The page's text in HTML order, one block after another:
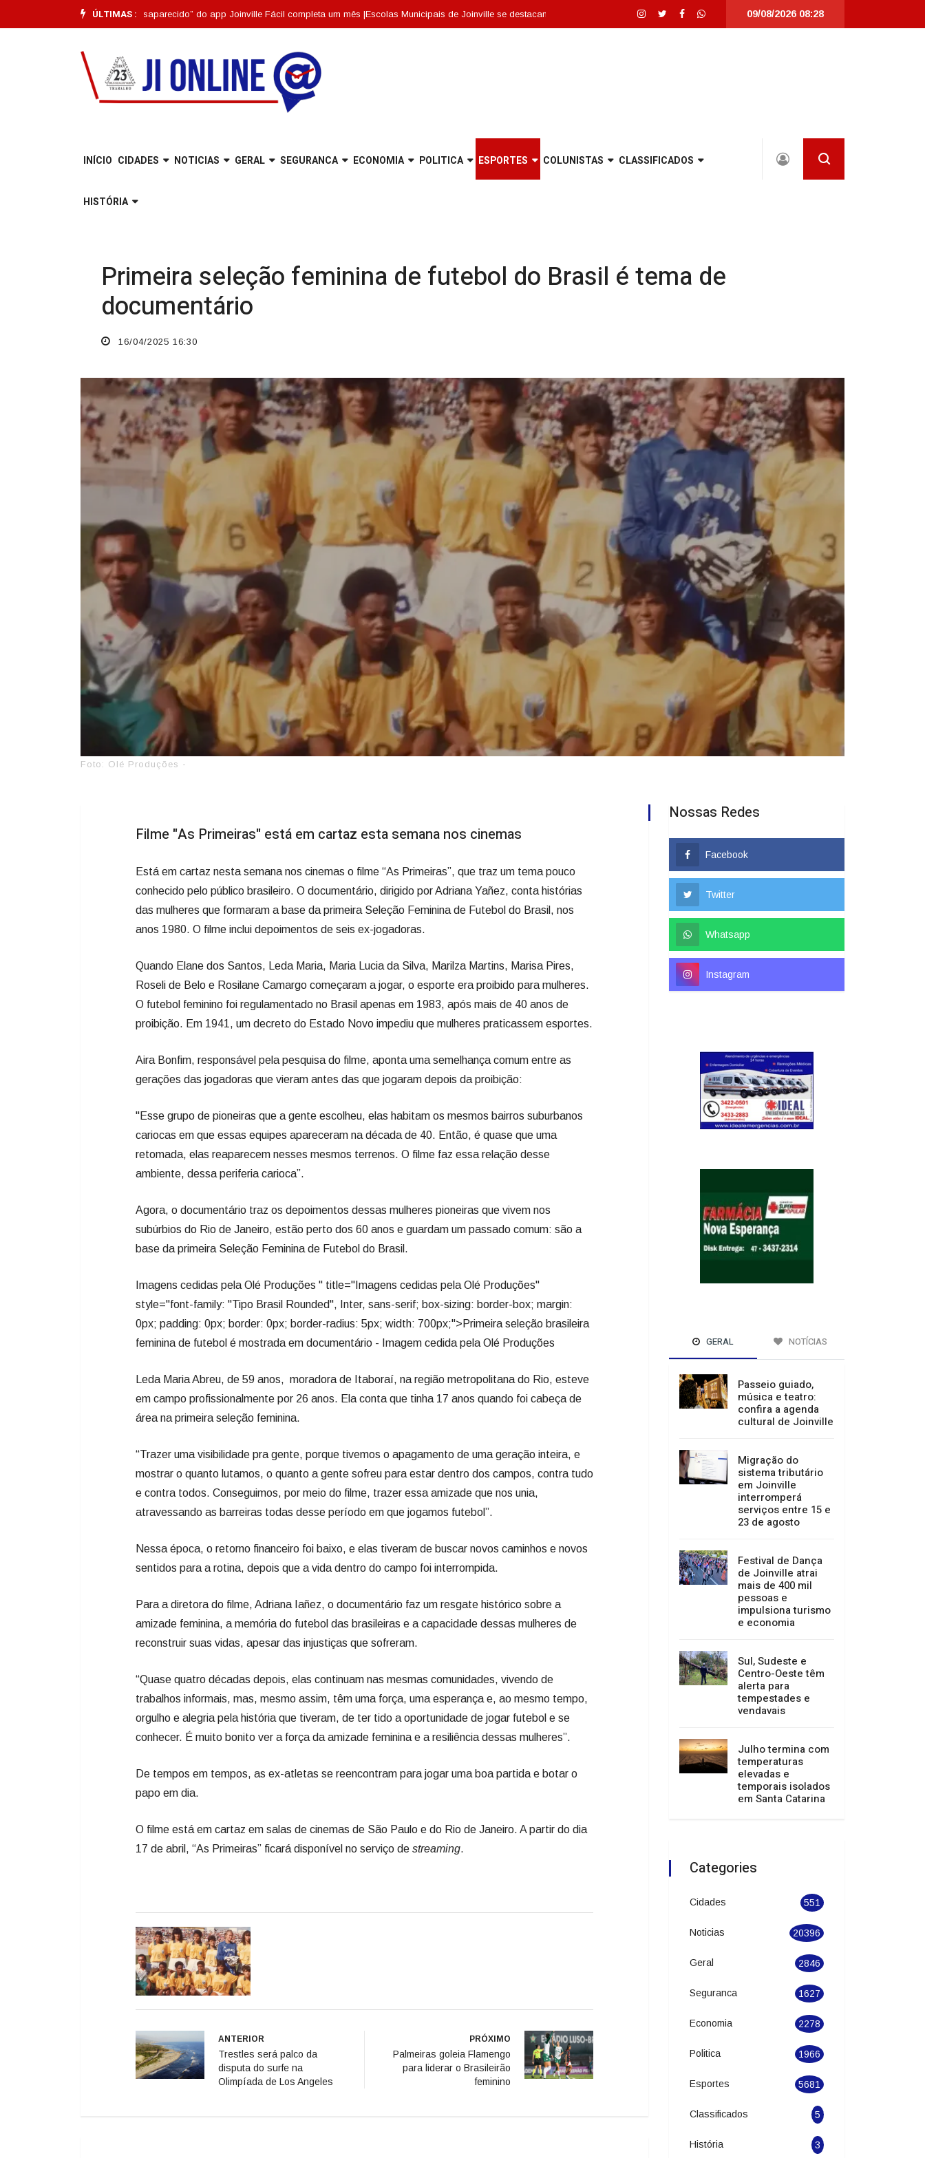
ÚLTIMAS :
“Pet Desaparecido” do app Joinville Fácil completa um mês |Escolas Municipais de Joinville se destacam entre as dez melhores de Santa Catarina | Detrans instala novo semáforo na rua Santa Catarina, na
09/08/2026 08:28
INÍCIO CIDADES NOTICIAS GERAL SEGURANCA ECONOMIA POLITICA ESPORTES COLUNISTAS CLASSIFICADOS
HISTÓRIA
Primeira seleção feminina de futebol do Brasil é tema de
documentário
16/04/2025 16:30
Foto: Olé Produções -
Filme "As Primeiras" está em cartaz esta semana nos cinemas
Está em cartaz nesta semana nos cinemas o filme “As Primeiras”, que traz um tema pouco
conhecido pelo público brasileiro. O documentário, dirigido por Adriana Yañez, conta histórias
das mulheres que formaram a base da primeira Seleção Feminina de Futebol do Brasil, nos
anos 1980. O filme inclui depoimentos de seis ex-jogadoras.
Quando Elane dos Santos, Leda Maria, Maria Lucia da Silva, Marilza Martins, Marisa Pires,
Roseli de Belo e Rosilane Camargo começaram a jogar, o esporte era proibido para mulheres.
O futebol feminino foi regulamentado no Brasil apenas em 1983, após mais de 40 anos de
proibição. Em 1941, um decreto do Estado Novo impediu que mulheres praticassem esportes.
Aira Bonfim, responsável pela pesquisa do filme, aponta uma semelhança comum entre as
gerações das jogadoras que vieram antes das que jogaram depois da proibição:
"Esse grupo de pioneiras que a gente escolheu, elas habitam os mesmos bairros suburbanos
cariocas em que essas equipes apareceram na década de 40. Então, é quase que uma
retomada, elas reaparecem nesses mesmos terrenos. O filme faz essa relação desse
ambiente, dessa periferia carioca”.
Agora, o documentário traz os depoimentos dessas mulheres pioneiras que vivem nos
subúrbios do Rio de Janeiro, estão perto dos 60 anos e guardam um passado comum: são a
base da primeira Seleção Feminina de Futebol do Brasil.
Imagens cedidas pela Olé Produções " title="Imagens cedidas pela Olé Produções"
style="font-family: "Tipo Brasil Rounded", Inter, sans-serif; box-sizing: border-box; margin:
0px; padding: 0px; border: 0px; border-radius: 5px; width: 700px;">Primeira seleção brasileira
feminina de futebol é mostrada em documentário - Imagem cedida pela Olé Produções
Leda Maria Abreu, de 59 anos, moradora de Itaboraí, na região metropolitana do Rio, esteve
em campo profissionalmente por 26 anos. Ela conta que tinha 17 anos quando foi cabeça de
área na primeira seleção feminina.
“Trazer uma visibilidade pra gente, porque tivemos o apagamento de uma geração inteira, e
mostrar o quanto lutamos, o quanto a gente sofreu para estar dentro dos campos, contra tudo
e contra todos. Conseguimos, por meio do filme, trazer essa amizade que nos unia,
atravessando as barreiras todas desse período em que jogamos futebol”.
Nessa época, o retorno financeiro foi baixo, e elas tiveram de buscar novos caminhos e novos
sentidos para a rotina, depois que a vida dentro do campo foi interrompida.
Para a diretora do filme, Adriana Iañez, o documentário faz um resgate histórico sobre a
amizade feminina, a memória do futebol das brasileiras e a capacidade dessas mulheres de
reconstruir suas vidas, apesar das injustiças que sofreram.
“Quase quatro décadas depois, elas continuam nas mesmas comunidades, vivendo de
trabalhos informais, mas, mesmo assim, têm uma força, uma esperança e, ao mesmo tempo,
orgulho e alegria pela história que tiveram, de ter tido a oportunidade de jogar futebol e se
conhecer. É muito bonito ver a força da amizade feminina e a resiliência dessas mulheres”.
De tempos em tempos, as ex-atletas se reencontram para jogar uma boa partida e botar o
papo em dia.
O filme está em cartaz em salas de cinemas de São Paulo e do Rio de Janeiro. A partir do dia
17 de abril, “As Primeiras” ficará disponível no serviço de streaming.
ANTERIOR
Trestles será palco da
disputa do surfe na
Olimpíada de Los Angeles
PRÓXIMO
Palmeiras goleia Flamengo
para liderar o Brasileirão
feminino
Nossas Redes
Facebook
Twitter
Whatsapp
Instagram
GERAL NOTÍCIAS
Passeio guiado,
cultural de Joinville
Migração do
sistema tributário
em Joinville
23 de agosto
Festival de Dança
de Joinville atrai
mais de 400 mil
e economia
Sul, Sudeste e
Centro-Oeste têm
vendavais
Julho termina com
temperaturas
Categories
Cidades 551
Noticias 20396
Geral 2846
Seguranca 1627
Economia 2278
Politica 1966
Esportes 5681
Classificados 5